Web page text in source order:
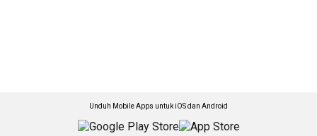
Unduh Mobile Apps untuk iOS dan Android